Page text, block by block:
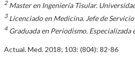
2Master en Ingeniería Tisular.
3Licenciado en Medicina. Jefe de
4Graduada en Periodismo.
Actual. Med. 2018; 103: (804): 82-86